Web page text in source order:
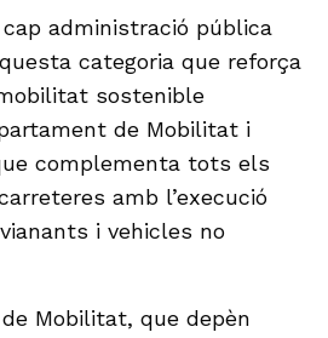
administració pública
categoria que reforça
sostenible
de Mobilitat i
complementa tots els
amb l’execució
i vehicles no
Mobilitat, que depèn